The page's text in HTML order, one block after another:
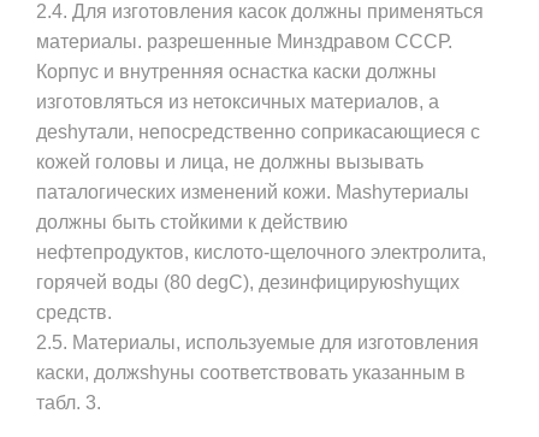
2.4. Для изготовления касок должны применяться
материалы. разрешенные Минздравом СССР.
Корпус и внутренняя оснастка каски должны
изготовляться из нетоксичных материалов, а
деshyтали, непосредственно соприкасающиеся с
кожей головы и лица, не должны вызывать
паталогических изменений кожи. Маshyтериалы
должны быть стойкими к действию
нефтепродуктов, кислото-щелочного электролита,
горячей воды (80 degС), дезинфицируюshyщих
средств.
2.5. Материалы, используемые для изготовления
каски, должshyны соответствовать указанным в
табл. 3.